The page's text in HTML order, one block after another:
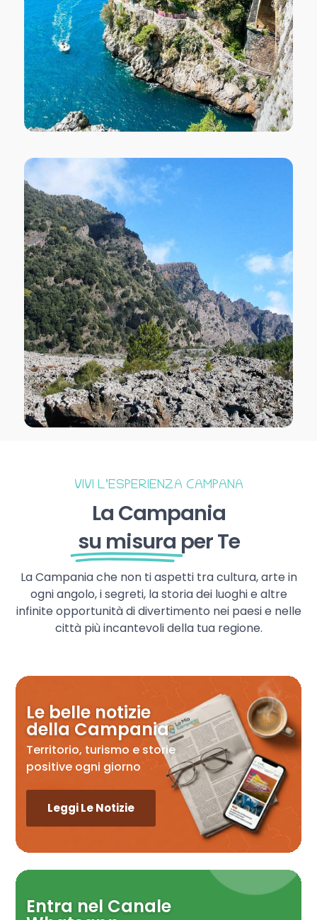
VIVI L’ESPERIENZA CAMPANA
La Campania
su misura per Te
La Campania che non ti aspetti tra cultura, arte in
ogni angolo, i segreti, la storia dei luoghi e altre
infinite opportunità di divertimento nei paesi e nelle
città più incantevoli della tua regione.
Le belle notizie
della Campania
Territorio, turismo e storie
positive ogni giorno
Leggi Le Notizie
Entra nel Canale